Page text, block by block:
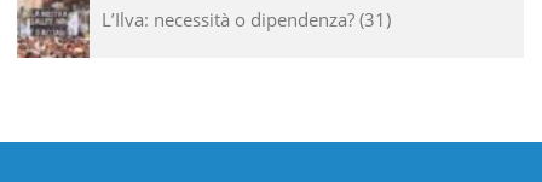
L’Ilva: necessità o dipendenza? 31